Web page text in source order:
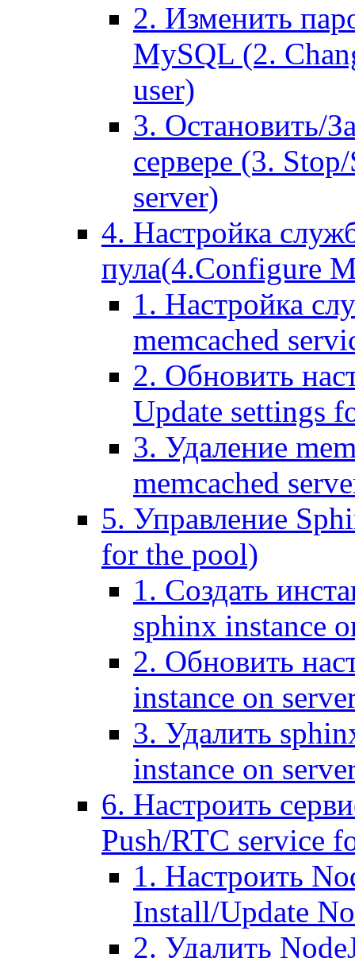
2. Изменить
MySQL (2.
user)
3. Остановить/
сервере (3.
server)
4. Настройка
пула(4.Configure
1. Настройка
memcached
2. Обновить
Update settings
3. Удаление
memcached
5. Управление
for the pool)
1. Создать
sphinx instance
2. Обновить
instance on
3. Удалить
instance on
6. Настроить
Push/RTC service
1. Настроить
Install/Update
2. Удалить